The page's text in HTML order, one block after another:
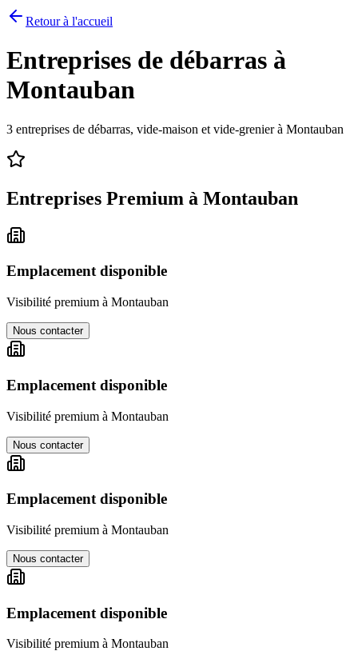
Retour à l'accueil
Entreprises de débarras à
Montauban
3 entreprises de débarras, vide-maison et vide-grenier à Montauban
Entreprises Premium à Montauban
Emplacement disponible
Visibilité premium à Montauban
Nous contacter
Emplacement disponible
Visibilité premium à Montauban
Nous contacter
Emplacement disponible
Visibilité premium à Montauban
Nous contacter
Emplacement disponible
Visibilité premium à Montauban